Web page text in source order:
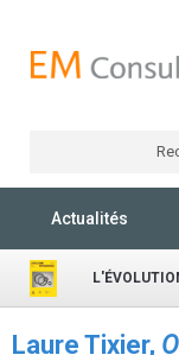
Actualités
Laure Tixier,